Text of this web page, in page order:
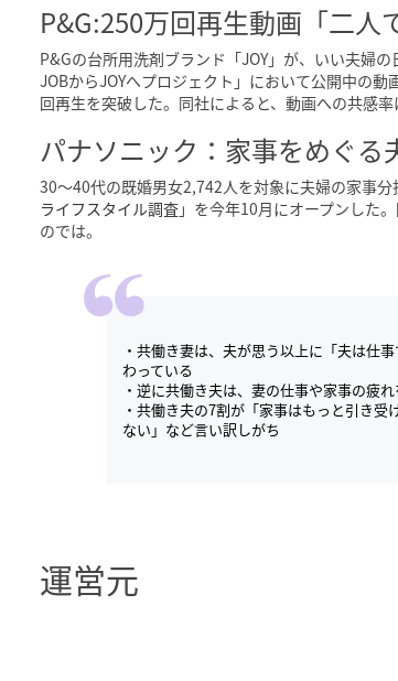
P&G:250万回再生動画「二人
P&Gの台所用洗剤ブランド「JOY」が、いい夫婦
JOBからJOYへプロジェクト」において公開中の
回再生を突破した。同社によると、動画への共感
パナソニック：家事をめぐる
30～40代の既婚男女2,742人を対象に夫婦の家事
ライフスタイル調査」を今年10月にオープンした
のでは。
・共働き妻は、夫が思う以上に「夫は仕
わっている
・逆に共働き夫は、妻の仕事や家事の疲
・共働き夫の7割が「家事はもっと引き
ない」など言い訳しがち
運営元